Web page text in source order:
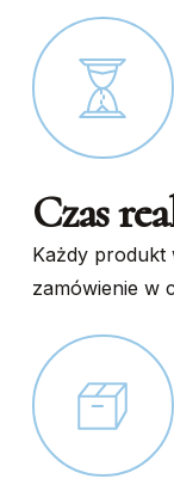
Czas
Każdy produkt
zamówienie w